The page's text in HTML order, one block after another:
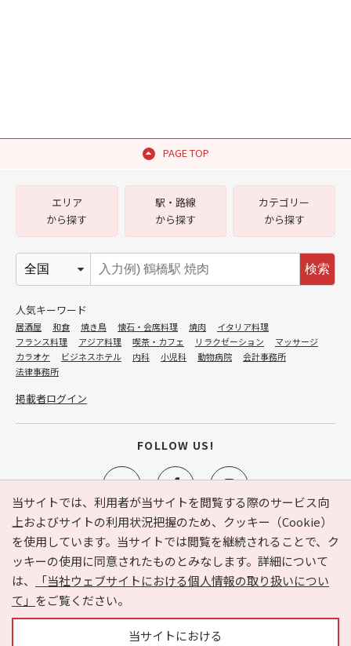
PAGE TOP
当サイトでは、利用者が当サイトを閲覧する際のサービス向
上およびサイトの利用状況把握のため、クッキー（Cookie）
を使用しています。当サイトでは閲覧を継続されることで、ク
ッキーの使用に同意されたものとみなします。詳細について
は、
「当社ウェブサイトにおける個人情報の取り扱いについ
て」 をご覧ください。
当サイトにおける
e-NAVITA（イーナビタ）とは？ お気に入り
ヘルプ
利用規約
個人情報の取り扱いについて
運営会社
サイトマップ
広告掲載に関するお問い合わせ
エリア
から探す
駅・路線
から探す
カテゴリー
から探す
検索
人気キーワード
居酒屋 和食 焼き鳥 懐石・会席料理 焼肉
イタリア料理
フランス料理
アジア料理 喫茶・カフェ リラクゼーション
マッサージ
カラオケ
ビジネスホテル 内科 小児科 動物病院
会計事務所
法律事務所
掲載者ログイン
FOLLOW US!